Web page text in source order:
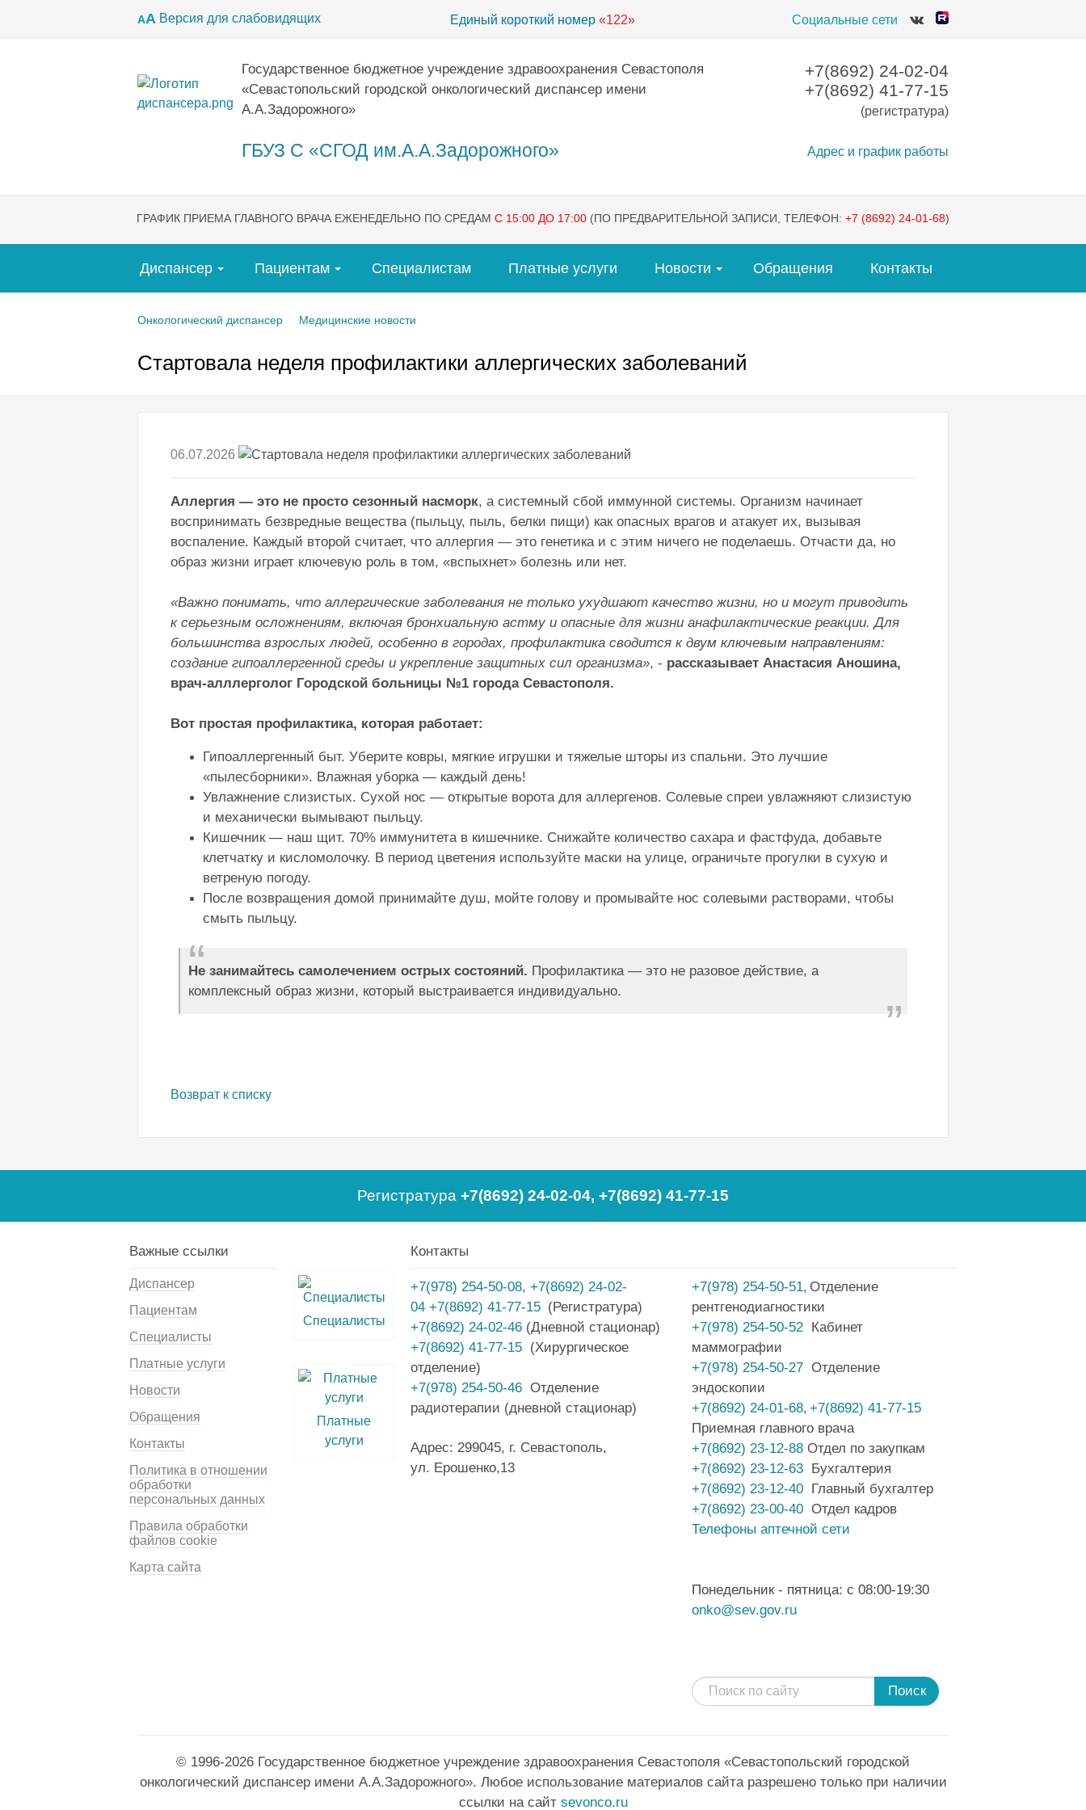
АА Версия для слабовидящих Единый короткий номер «122» Социальные сети
Государственное бюджетное учреждение здравоохранения Севастополя
«Севастопольский городской онкологический диспансер имени
А.А.Задорожного»
ГБУЗ С «СГОД им.А.А.Задорожного»
+7(8692) 24-02-04
+7(8692) 41-77-15
(регистратура)
Адрес и график работы
ГРАФИК ПРИЕМА ГЛАВНОГО ВРАЧА ЕЖЕНЕДЕЛЬНО ПО СРЕДАМ С 15:00 ДО 17:00 (ПО ПРЕДВАРИТЕЛЬНОЙ ЗАПИСИ, ТЕЛЕФОН: +7 (8692) 24-01-68)
Диспансер Пациентам Специалистам Платные услуги Новости Обращения Контакты
Онкологический диспансер Медицинские новости
Стартовала неделя профилактики аллергических заболеваний
06.07.2026
Аллергия — это не просто сезонный насморк, а системный сбой иммунной системы. Организм начинает
воспринимать безвредные вещества (пыльцу, пыль, белки пищи) как опасных врагов и атакует их, вызывая
воспаление. Каждый второй считает, что аллергия — это генетика и с этим ничего не поделаешь. Отчасти да, но
образ жизни играет ключевую роль в том, «вспыхнет» болезнь или нет.
«Важно понимать, что аллергические заболевания не только ухудшают качество жизни, но и могут приводить
к серьезным осложнениям, включая бронхиальную астму и опасные для жизни анафилактические реакции. Для
большинства взрослых людей, особенно в городах, профилактика сводится к двум ключевым направлениям:
создание гипоаллергенной среды и укрепление защитных сил организма», - рассказывает Анастасия Аношина,
врач-алллерголог Городской больницы №1 города Севастополя.
Вот простая профилактика, которая работает:
Гипоаллергенный быт. Уберите ковры, мягкие игрушки и тяжелые шторы из спальни. Это лучшие
«пылесборники». Влажная уборка — каждый день!
Увлажнение слизистых. Сухой нос — открытые ворота для аллергенов. Солевые спреи увлажняют слизистую
и механически вымывают пыльцу.
Кишечник — наш щит. 70% иммунитета в кишечнике. Снижайте количество сахара и фастфуда, добавьте
клетчатку и кисломолочку. В период цветения используйте маски на улице, ограничьте прогулки в сухую и
ветреную погоду.
После возвращения домой принимайте душ, мойте голову и промывайте нос солевыми растворами, чтобы
смыть пыльцу.
Не занимайтесь самолечением острых состояний. Профилактика — это не разовое действие, а
комплексный образ жизни, который выстраивается индивидуально.
Возврат к списку
Регистратура +7(8692) 24-02-04, +7(8692) 41-77-15
Важные ссылки
Диспансер
Пациентам
Специалисты
Платные услуги
Новости
Обращения
Контакты
Политика в отношении
обработки
персональных данных
Правила обработки
файлов cookie
Карта сайта
Специалисты
Платные
услуги
Контакты
+7(978) 254-50-08, +7(8692) 24-02-
04 +7(8692) 41-77-15 (Регистратура)
+7(8692) 24-02-46 (Дневной стационар)
+7(8692) 41-77-15 (Хирургическое
отделение)
+7(978) 254-50-46 Отделение
радиотерапии (дневной стационар)
Адрес: 299045, г. Севастополь,
ул. Ерошенко,13
+7(978) 254-50-51, Отделение
рентгенодиагностики
+7(978) 254-50-52 Кабинет
маммографии
+7(978) 254-50-27 Отделение
эндоскопии
+7(8692) 24-01-68, +7(8692) 41-77-15
Приемная главного врача
+7(8692) 23-12-88 Отдел по закупкам
+7(8692) 23-12-63 Бухгалтерия
+7(8692) 23-12-40 Главный бухгалтер
+7(8692) 23-00-40 Отдел кадров
Телефоны аптечной сети
Понедельник - пятница: с 08:00-19:30
onko@sev.gov.ru
Поиск
© 1996-2026 Государственное бюджетное учреждение здравоохранения Севастополя «Севастопольский городской
онкологический диспансер имени А.А.Задорожного». Любое использование материалов сайта разрешено только при наличии
ссылки на сайт sevonco.ru